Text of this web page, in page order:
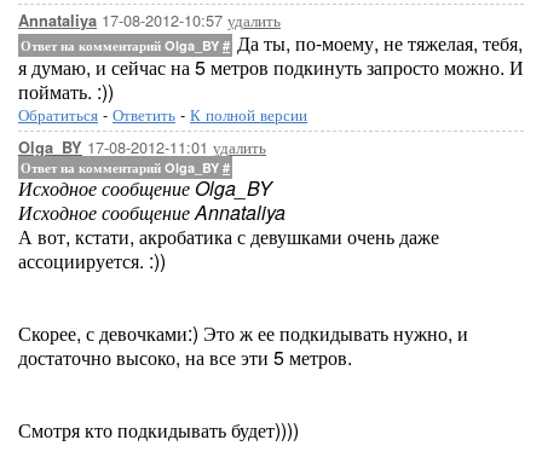
Annataliya 17-08-2012-10:57 удалить
Ответ на комментарий Olga_BY # Да ты, по-моему, не тяжелая, тебя,
я думаю, и сейчас на 5 метров подкинуть запросто можно. И
поймать. :))
Обратиться - Ответить - К полной версии
Olga_BY 17-08-2012-11:01 удалить
Ответ на комментарий Olga_BY #
Исходное сообщение Olga_BY
Исходное сообщение Annataliya
А вот, кстати, акробатика с девушками очень даже
ассоциируется. :))
Скорее, с девочками:) Это ж ее подкидывать нужно, и
достаточно высоко, на все эти 5 метров.
Смотря кто подкидывать будет))))